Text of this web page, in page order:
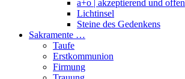
a+o | akzeptierend und offen
Lichtinsel
Steine des Gedenkens
Sakramente …
Taufe
Erstkommunion
Firmung